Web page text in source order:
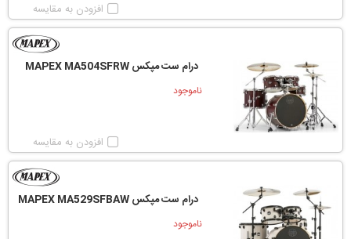
افزودن به مقایسه
درام ست مپکس MAPEX MA504SFRW
ناموجود
افزودن به مقایسه
درام ست مپکس MAPEX MA529SFBAW
ناموجود